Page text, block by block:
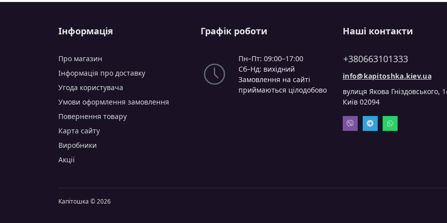
Інформація
Про магазин
Інформація про доставку
Угода користувача
Умови оформлення замовлення
Повернення товару
Карта сайту
Виробники
Акції
Графік роботи
Пн–Пт: 09:00–17:00
Сб–Нд: вихідний
Замовлення на сайті
приймаються цілодобово
Наші контакти
+380663101333
info@kapitoshka.kiev.ua
вулиця Якова Гніздовського,
Київ 02094
Капітошка © 2026